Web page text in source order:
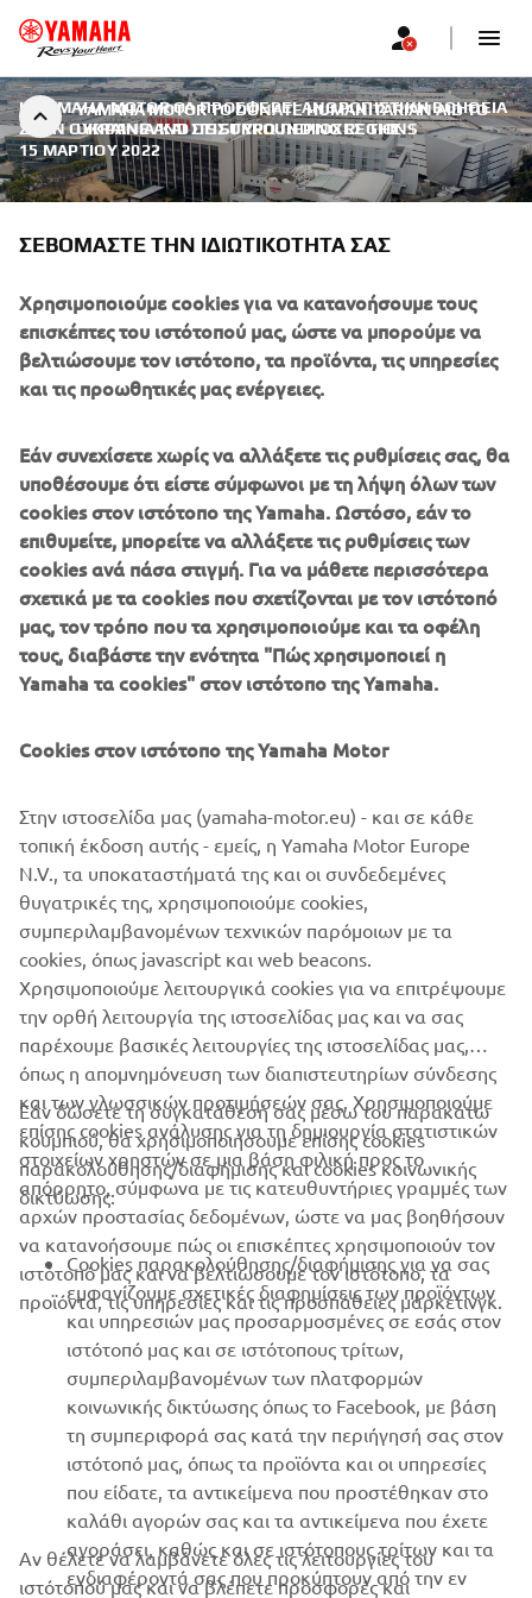
YAMAHA MOTOR TO DONATE HUMANITARIAN AID TO
UKRAINE AND ITS SURROUNDING REGIONS
Η YAMAHA MOTOR ΘΑ ΠΡΟΣΦΈΡΕΙ ΑΝΘΡΩΠΙΣΤΙΚΉ ΒΟΉΘΕΙΑ
ΣΤΗΝ ΟΥΚΡΑΝΊΑ ΚΑΙ ΣΤΙΣ ΓΎΡΩ ΠΕΡΙΟΧΈΣ ΤΗΣ |
15 ΜΑΡΤΊΟΥ 2022
Η YAMAHA MOTOR ΘΑ
ΠΡΟΣΦΈΡΕΙ ΑΝΘΡΩΠΙΣΤΙΚΉ
ΒΟΉΘΕΙΑ ΣΤΗΝ ΟΥΚΡΑΝΊΑ ΚΑΙ
Η Yamaha Motor Co., Ltd. ανακοίνωσε την απόφασή της
να δωρίσει 700.000 δολάρια ΗΠΑ για ανθρωπιστική
βοήθεια για την Ουκρανία, καθώς και τις γύρω περιοχές.
Αυτή η δωρεά θα γίνει μέσω τηςJapan Platform, ενός μη
χρησιμοποιηθούν ρητά για την παροχή ανθρωπιστικής
Η Yamaha Motor εκφράζει τα θερμά της συλλυπητήρια
σε όλα τα θύματα που επλήγησαν από αυτήν την κρίση
και ελπίζει για επιστροφή στην ειρήνη το συντομότερο
δυνατό.
ΕΤΑΙΡΕΊΑ
B2B
ΠΕΡΙΣΣΌΤΕΡΑ YAMAHA
SUPPORT
ΕΝΗΜΕΡΩΤΙΚΟ ΔΕΛΤΙΟ
Γίνετε ο πρώτος που θα μάθετε για τις τελευταίες προσφορές, τις
ειδικές εκδηλώσεις, τις νέες κυκλοφορίες και πολλά άλλα
ΕΓΓΡΑΦΉ
ΣΕΒΌΜΑΣΤΕ ΤΗΝ ΙΔΙΩΤΙΚΌΤΗΤΆ ΣΑΣ
Χρησιμοποιούμε cookies για να κατανοήσουμε τους
επισκέπτες του ιστότοπού μας, ώστε να μπορούμε να
βελτιώσουμε τον ιστότοπο, τα προϊόντα, τις υπηρεσίες
και τις προωθητικές μας ενέργειες.
Εάν συνεχίσετε χωρίς να αλλάξετε τις ρυθμίσεις σας, θα
υποθέσουμε ότι είστε σύμφωνοι με τη λήψη όλων των
cookies στον ιστότοπο της Yamaha. Ωστόσο, εάν το
επιθυμείτε, μπορείτε να αλλάξετε τις ρυθμίσεις των
cookies ανά πάσα στιγμή. Για να μάθετε περισσότερα
σχετικά με τα cookies που σχετίζονται με τον ιστότοπό
μας, τον τρόπο που τα χρησιμοποιούμε και τα οφέλη
τους, διαβάστε την ενότητα "Πώς χρησιμοποιεί η
Yamaha τα cookies" στον ιστότοπο της Yamaha.
Cookies στον ιστότοπο της Yamaha Motor
Στην ιστοσελίδα μας (yamaha-motor.eu) - και σε κάθε
τοπική έκδοση αυτής - εμείς, η Yamaha Motor Europe
N.V., τα υποκαταστήματά της και οι συνδεδεμένες
θυγατρικές της, χρησιμοποιούμε cookies,
συμπεριλαμβανομένων τεχνικών παρόμοιων με τα
cookies, όπως javascript και web beacons.
Χρησιμοποιούμε λειτουργικά cookies για να επιτρέψουμε
την ορθή λειτουργία της ιστοσελίδας μας και να σας
παρέχουμε βασικές λειτουργίες της ιστοσελίδας μας,
όπως η απομνημόνευση των διαπιστευτηρίων σύνδεσης
και των γλωσσικών προτιμήσεών σας. Χρησιμοποιούμε
επίσης cookies ανάλυσης για τη δημιουργία στατιστικών
στοιχείων χρηστών σε μια βάση φιλική προς το
απόρρητο, σύμφωνα με τις κατευθυντήριες γραμμές των
αρχών προστασίας δεδομένων, ώστε να μας βοηθήσουν
να κατανοήσουμε πώς οι επισκέπτες χρησιμοποιούν τον
ιστότοπό μας και να βελτιώσουμε τον ιστότοπο, τα
προϊόντα, τις υπηρεσίες και τις προσπάθειες μάρκετινγκ.
Εάν δώσετε τη συγκατάθεσή σας μέσω του παρακάτω
κουμπιού, θα χρησιμοποιήσουμε επίσης cookies
παρακολούθησης/διαφήμισης και cookies κοινωνικής
δικτύωσης:
Cookies παρακολούθησης/διαφήμισης για να σας
εμφανίζουμε σχετικές διαφημίσεις των προϊόντων
και υπηρεσιών μας προσαρμοσμένες σε εσάς στον
ιστότοπό μας και σε ιστότοπους τρίτων,
συμπεριλαμβανομένων των πλατφορμών
κοινωνικής δικτύωσης όπως το Facebook, με βάση
τη συμπεριφορά σας κατά την περιήγησή σας στον
ιστότοπό μας, όπως τα προϊόντα και οι υπηρεσίες
που είδατε, τα αντικείμενα που προστέθηκαν στο
καλάθι αγορών σας και τα αντικείμενα που έχετε
αγοράσει, καθώς και σε ιστότοπους τρίτων και τα
ενδιαφέροντά σας που προκύπτουν από την εν
Αν θέλετε να λαμβάνετε όλες τις λειτουργίες του
ιστότοπού μας και να βλέπετε προσφορές και